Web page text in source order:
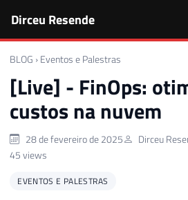
Dirceu Resende
BLOG › Eventos e Palestras
[Live] - FinOps:
custos na nuvem
28 de fevereiro de 2025 Dirceu
45 views
EVENTOS E PALESTRAS